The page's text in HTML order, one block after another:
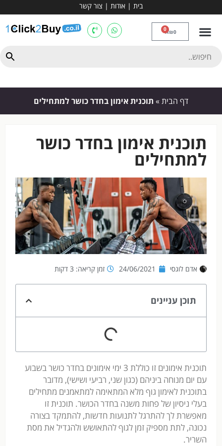
בית | אודות | צור קשר
₪0
0
דף הבית » תוכנית אימון בחדר כושר למתחילים
תוכנית אימון בחדר כושר
למתחילים
אדם לוגסי 24/06/2021 זמן קריאה: 3 דקות
תוכן עניינים
תוכנית אימונים זו כוללת 3 ימי אימונים בחדר כושר בשבוע
עם יום מנוחה ביניהם (כגון שני, רביעי ושישי), מדובר
בתוכנית לאימון גוף מלא המתאימה למתאמנים מתחילים
בעלי ניסיון של פחות משנה בחדר הכושר. תוכנית זו
מאפשרת לך להתרגל לתנועות חדשות, להתמקד בצורה
נכונה, לתת מספיק זמן לגוף להתאושש ולהגדיל את מסת
השריר.